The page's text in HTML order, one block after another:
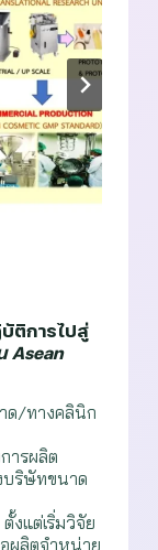
ติการไปสู่
Asean
ด/ทางคลินิก
ารผลิต
บริษัทขนาด
งแต่เริ่มวิจัย
ผลิตจำหน่าย